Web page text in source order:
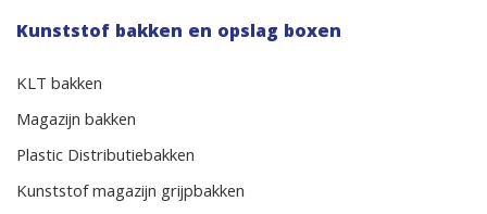
Kunststof bakken en opslag boxen
KLT bakken
Magazijn bakken
Plastic Distributiebakken
Kunststof magazijn grijpbakken